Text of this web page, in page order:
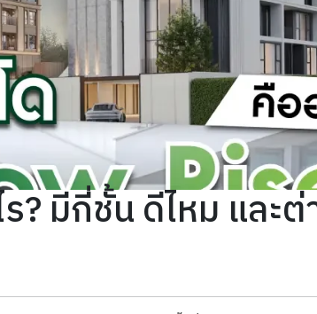
? มีกี่ชั้น ดีไหม และ